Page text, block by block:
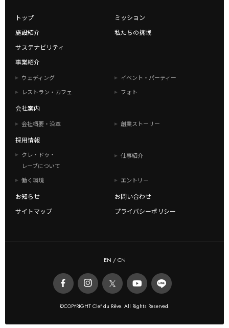
トップ
ミッション
施設紹介
私たちの挑戦
サステナビリティ
事業紹介
ウェディング
イベント・パーティー
レストラン・カフェ
フォト
会社案内
会社概要・沿革 創業ストーリー
採用情報
クレ・ドゥ・
レーブについて
仕事紹介
働く環境 エントリー
お知らせ
お問い合わせ
サイトマップ
プライバシーポリシー
EN /CN
©COPYRIGHT Clef du Rêve. All Rights Reserved.